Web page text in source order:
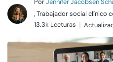
Relaciones
Familia
, Trabajador social clínico
13.3k Lecturas